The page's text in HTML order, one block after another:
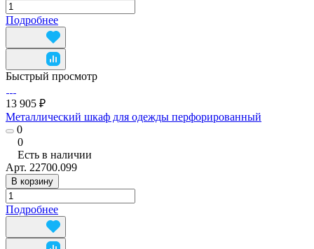
Подробнее
Быстрый просмотр
13 905 ₽
Металлический шкаф для одежды перфорированный
0
0
Есть в наличии
Арт. 22700.099
В корзину
Подробнее